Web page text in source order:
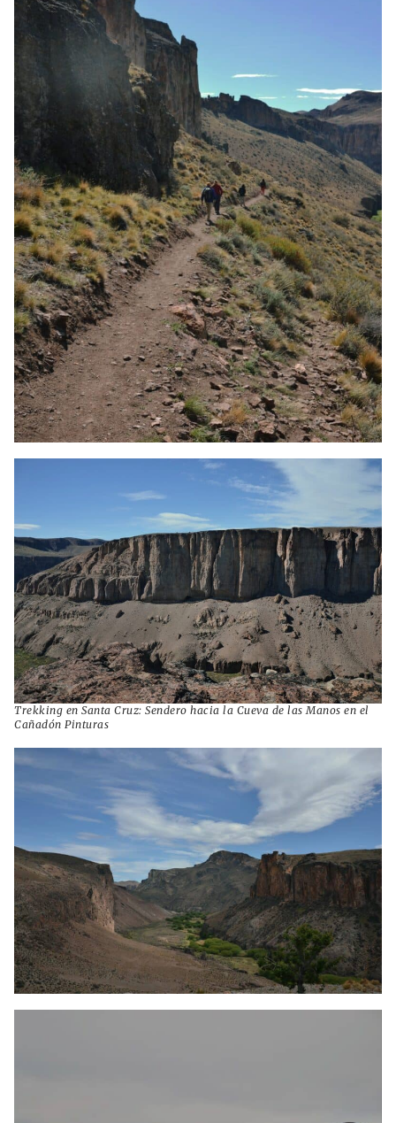
Trekking en Santa Cruz: Sendero hacia la Cueva de las Manos en el
Cañadón Pinturas